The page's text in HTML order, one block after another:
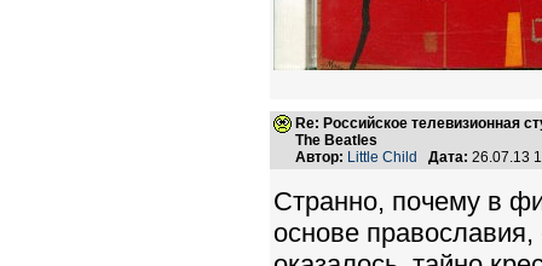
Re: Российское телевизионная
The Beatles
Автор: Little Child Дата: 26.07.13
Странно, почему в
основе православия,